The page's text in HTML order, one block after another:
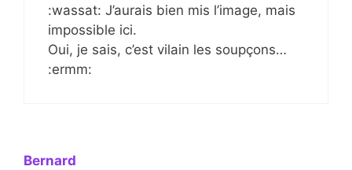
:wassat: J’aurais bien mis l’image, mais
impossible ici.
Oui, je sais, c’est vilain les soupçons…
:ermm:
Bernard